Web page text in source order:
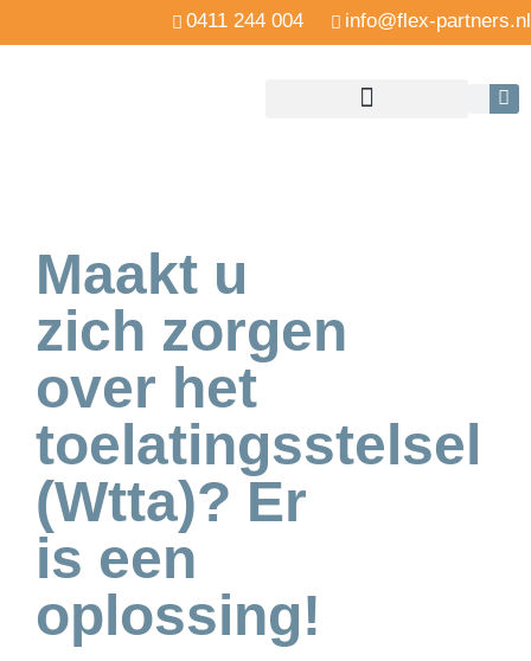
0411 244 004 info@flex-partners.nl
Maakt u
zich zorgen
over het
toelatingsstelsel
(Wtta)? Er
is een
oplossing!